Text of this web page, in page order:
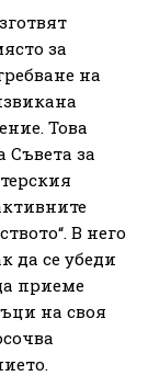
за
на
Това
Съвета за
В него
да се убеди
приеме
на своя